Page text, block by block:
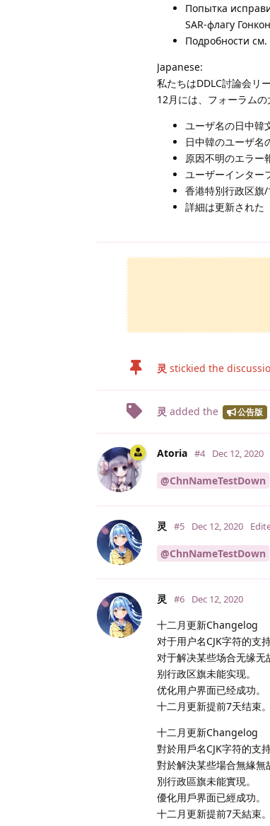
Попытка
SAR-флагу
Подробности
Japanese:
私たちはDDLC討論会リ
12月には、フォーラム
ユーザ名の日中韓
日中韓のユーザ名
原因不明のエラー
ユーザーインター
香港特別行政区旗
詳細は更新された
灵 stickied the
灵 added the 公告版
Atoria #4 Dec 12, 2020
@ChnNameTestDown
灵 #5 Dec 12, 2020
@ChnNameTestDown
灵 #6 Dec 12, 2020
十二月更新Changelog
对于用户名CJK字符的支
对于解决某些场合无缘
别行政区旗未能实现。
优化用户界面已经成功。
十二月更新提前7天结束。
十二月更新Changelog
對於用戶名CJK字符的支
對於解決某些場合無緣
別行政區旗未能實現。
優化用戶界面已經成功。
十二月更新提前7天結束。